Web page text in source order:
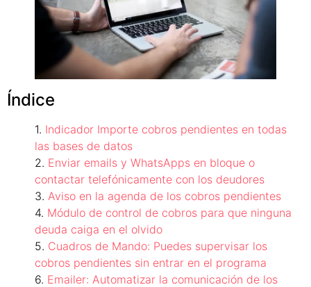
Índice
Indicador Importe cobros pendientes en todas
las bases de datos
Enviar emails y WhatsApps en bloque o
contactar telefónicamente con los deudores
Aviso en la agenda de los cobros pendientes
Módulo de control de cobros para que ninguna
deuda caiga en el olvido
Cuadros de Mando: Puedes supervisar los
cobros pendientes sin entrar en el programa
Emailer: Automatizar la comunicación de los